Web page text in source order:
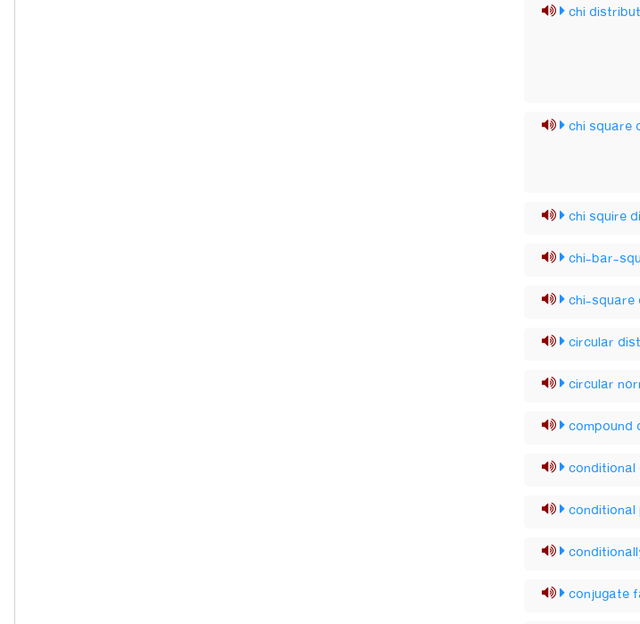
chi
chi square
chi squire
chi-bar-
chi-
circular
circular
compound
conjugate